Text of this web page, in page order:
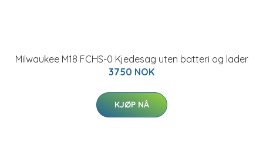
Milwaukee M18 FCHS-0 Kjedesag uten batteri og lader
3750 NOK
KJØP NÅ